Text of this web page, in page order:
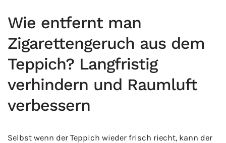
Wie entfernt man
Zigarettengeruch aus dem
Teppich? Langfristig
verhindern und Raumluft
verbessern
Selbst wenn der Teppich wieder frisch riecht, kann der